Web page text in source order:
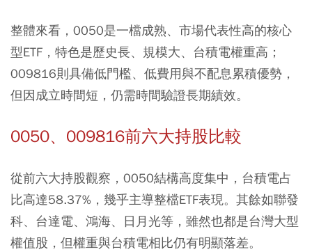
整體來看，0050是一檔成熟、市場代表性高的核心
型ETF，特色是歷史長、規模大、台積電權重高；
009816則具備低門檻、低費用與不配息累積優勢，
但因成立時間短，仍需時間驗證長期績效。
0050、009816前六大持股比較
從前六大持股觀察，0050結構高度集中，台積電占
比高達58.37%，幾乎主導整檔ETF表現。其餘如聯發
科、台達電、鴻海、日月光等，雖然也都是台灣大型
權值股，但權重與台積電相比仍有明顯落差。